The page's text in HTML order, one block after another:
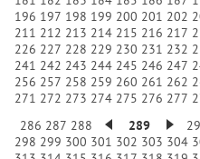
196 197 198 199 200 201 202
211 212 213 214 215 216 217
226 227 228 229 230 231 232
241 242 243 244 245 246 247
256 257 258 259 260 261 262
271 272 273 274 275 276 277
286 287 288 289
298 299 300 301 302 303 304